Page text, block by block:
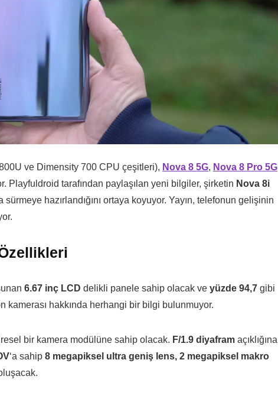
ve Dimensity 700 CPU çeşitleri), Nova 8 5G, Nova 8 Pro 5G
Playfuldroid tarafından paylaşılan yeni bilgiler, şirketin Nova 8i
hazırlandığını ortaya koyuyor. Yayın, telefonun gelişinin
6.67 inç LCD delikli panele sahip olacak ve yüzde 94,7 gibi
kamerası hakkında herhangi bir bilgi bulunmuyor.
bir kamera modülüne sahip olacak. F/1.9 diyafram açıklığına
‘a sahip 8 megapiksel ultra geniş lens, 2 megapiksel makro